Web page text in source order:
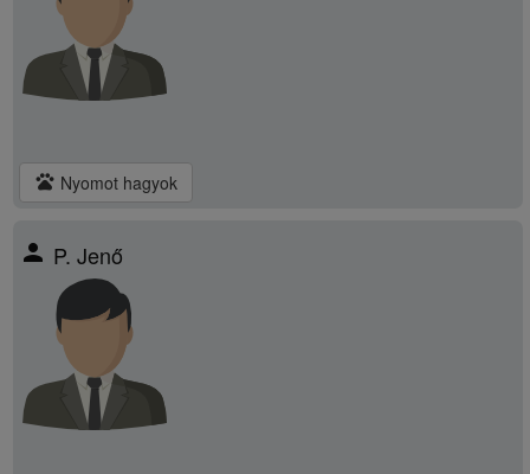
pets Nyomot hagyok
person P. Jenő